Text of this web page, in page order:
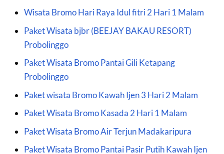
Wisata Bromo Hari Raya Idul fitri 2 Hari 1 Malam
Paket Wisata bjbr (BEEJAY BAKAU RESORT)
Probolinggo
Paket Wisata Bromo Pantai Gili Ketapang
Probolinggo
Paket wisata Bromo Kawah Ijen 3 Hari 2 Malam
Paket Wisata Bromo Kasada 2 Hari 1 Malam
Paket Wisata Bromo Air Terjun Madakaripura
Paket Wisata Bromo Pantai Pasir Putih Kawah Ijen